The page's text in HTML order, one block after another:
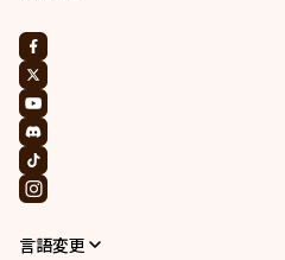
言語変更